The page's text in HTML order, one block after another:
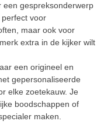
een gespreksonderwerp
voor
maar ook voor
extra in de kijker wilt
een origineel en
gepersonaliseerde
elke zoetekauw. Je
boodschappen of
maken.